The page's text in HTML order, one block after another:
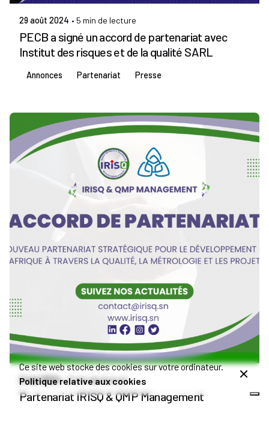
29 août 2024 5 min de lecture
PECB a signé un accord de partenariat avec
Institut des risques et de la qualité SARL
Annonces Partenariat Presse
Admin IRISQ
2 mai 2024 3 min de lecture
Partenariat IRISQ & QMP Management
Ce site web stocke des cookies sur votre ordinateur.
Politique relative aux cookies